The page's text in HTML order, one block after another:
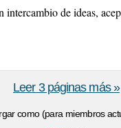
de ideas,
como (para miembros
Leer 3 páginas más »